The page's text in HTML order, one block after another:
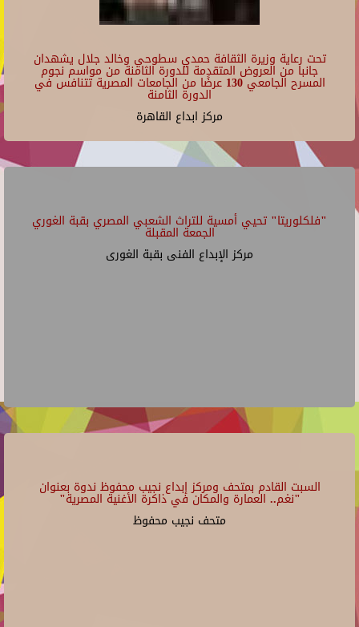
تحت رعاية وزيرة الثقافة حمدي سطوحي وخالد جلال يشهدان
جانبا من العروض المتقدمة للدورة الثامنة من مواسم نجوم
المسرح الجامعي 130 عرضًا من الجامعات المصرية تتنافس في
الدورة الثامنة
مركز ابداع القاهرة
"فلكلوريتا" تحيي أمسية للتراث الشعبي المصري بقبة الغوري
الجمعة المقبلة
مركز الإبداع الفنى بقبة الغورى
السبت القادم بمتحف ومركز إبداع نجيب محفوظ ندوة بعنوان
"نغم.. العمارة والمكان في ذاكرة الأغنية المصرية"
متحف نجيب محفوظ